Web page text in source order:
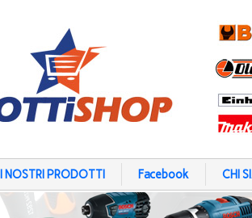
I NOSTRI PRODOTTI Facebook CHI